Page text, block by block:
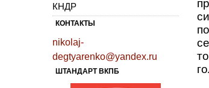
КНДР
КОНТАКТЫ
nikolaj-
degtyarenko@yandex.ru
ШТАНДАРТ ВКПБ